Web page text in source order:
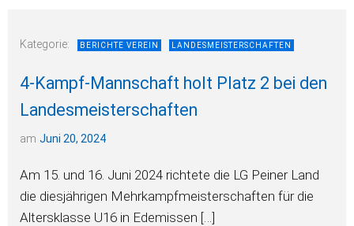
Kategorie: BERICHTE VEREIN LANDESMEISTERSCHAFTEN
4-Kampf-Mannschaft holt Platz 2 bei den
Landesmeisterschaften
am Juni 20, 2024
Am 15. und 16. Juni 2024 richtete die LG Peiner Land
die diesjährigen Mehrkampfmeisterschaften für die
Altersklasse U16 in Edemissen […]